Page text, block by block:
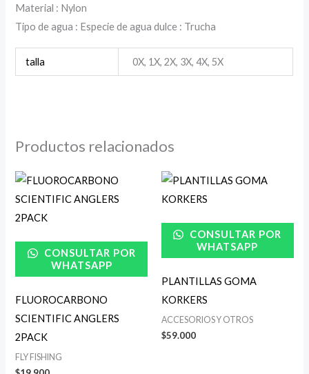
Material : Nylon
Tipo de agua : Especiede agua dulce : Trucha
talla 0X, 1X, 2X, 3X, 4X, 5X
Productos relacionados
CONSULTAR POR
WHATSAPP
FLUOROCARBONO
SCIENTIFIC ANGLERS
2PACK
FLY FISHING
CONSULTAR POR
WHATSAPP
PLANTILLAS GOMA
KORKERS
ACCESORIOS Y OTROS
$59.000